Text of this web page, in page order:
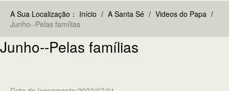
A Sua Localização： Início / A Santa Sé / Videos do Papa /
Junho--Pelas famílias
Junho--Pelas famílias